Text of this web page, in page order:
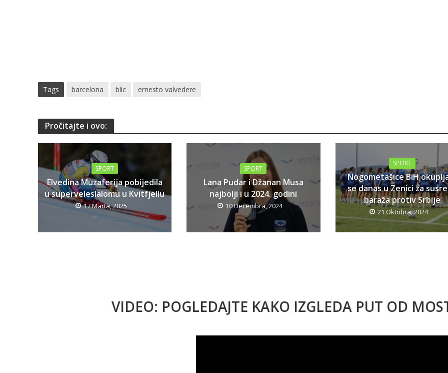
Tags barcelona blic ernesto valvedere
Pročitajte i ovo:
SPORT
Elvedina Muzaferija pobijedila
u superveleslalomu u Kvitfjellu
17 Marta, 2025
SPORT
Lana Pudar i Džanan Musa
najbolji i u 2024. godini
10 Decembra, 2024
SPORT
Nogometašice BiH
se danas u Zenici za
baraža protiv Srbije
21 Oktobra, 2024
VIDEO: POGLEDAJTE KAKO IZGLEDA PUT OD